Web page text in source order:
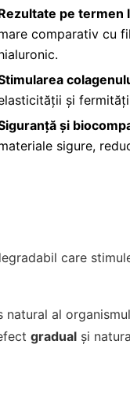
pe termen
comparativ cu
.
și
și
sigure,
care
al
gradualși